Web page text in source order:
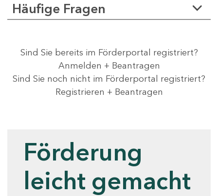
Häufige Fragen
Sind Sie bereits im Förderportal registriert?
Anmelden + Beantragen
Sind Sie noch nicht im Förderportal registriert?
Registrieren + Beantragen
Förderung
leicht gemacht